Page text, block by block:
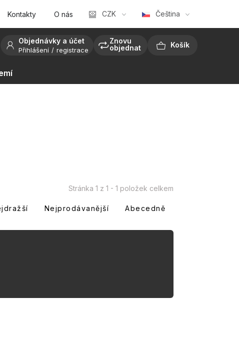
Kontakty O nás CZK Čeština
Objednávky a účet
Přihlášení registrace
Znovu
objednat
Stránka 1 z 1 - 1 položek celkem
Nejprodávanější Abecedně